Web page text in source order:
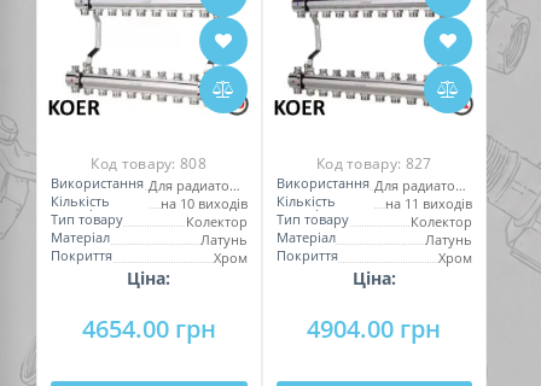
Код товару:808
Використання
Для радиаторов
Кількість
виходів
на 10 виходів
Тип товару
Колектор
Матеріал
Латунь
Покриття
Хром
Ціна:
4654.00 грн
Код товару: 827
Використання
Для радиаторов
Кількість
виходів
на 11 виходів
Тип товару
Колектор
Матеріал
Латунь
Покриття
Хром
Ціна:
4904.00 грн